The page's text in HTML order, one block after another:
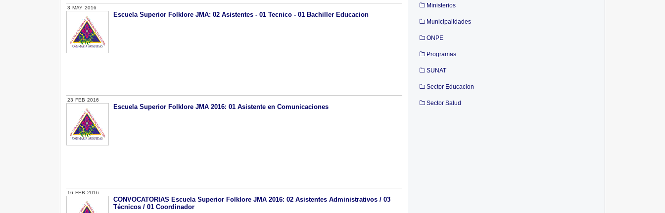
3 MAY 2016
Escuela Superior Folklore JMA: 02 Asistentes - 01 Tecnico - 01 Bachiller Educacion
23 FEB 2016
Escuela Superior Folklore JMA 2016: 01 Asistente en Comunicaciones
16 FEB 2016
CONVOCATORIAS Escuela Superior Folklore JMA 2016: 02 Asistentes Administrativos / 03
Técnicos / 01 Coordinador
Ministerios
Municipalidades
ONPE
Programas
SUNAT
Sector Educacion
Sector Salud